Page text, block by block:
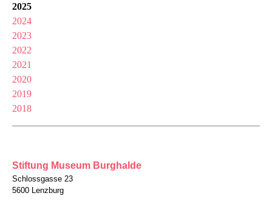
2025
2024
2023
2022
2021
2020
2019
2018
Stiftung Museum Burghalde
Schlossgasse 23
5600 Lenzburg